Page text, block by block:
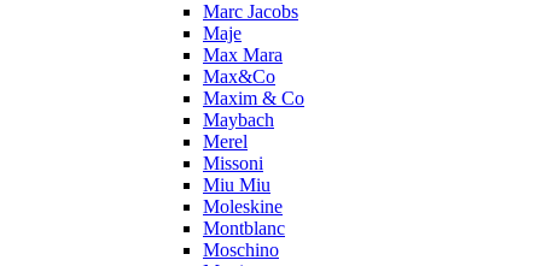
Marc Jacobs
Maje
Max Mara
Max&Co
Maxim & Co
Maybach
Merel
Missoni
Miu Miu
Moleskine
Montblanc
Moschino